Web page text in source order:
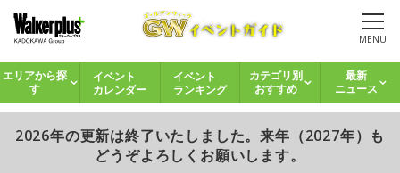
MENU
エリアから探
す
イベント
カレンダー
イベント
ランキング
カテゴリ別
おすすめ
最新
ニュース
2026年の更新は終了いたしました。来年（2027年）も
どうぞよろしくお願いします。